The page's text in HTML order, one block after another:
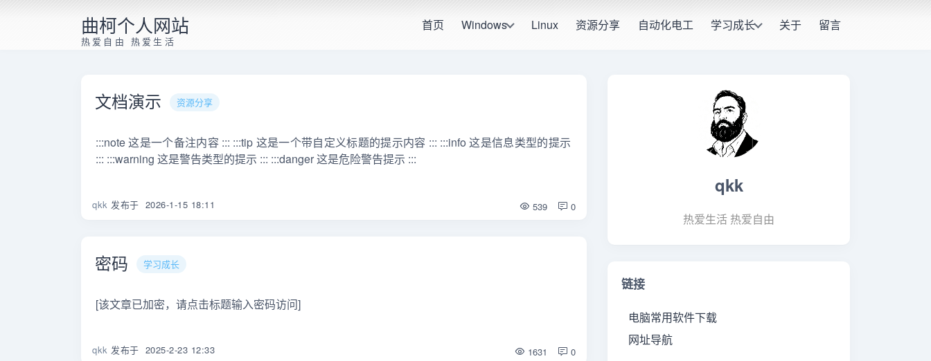
曲柯个人网站
热爱自由 热爱生活
首页 Windows Linux 资源分享 自动化电工 学习成长 关于 留言
文档演示 资源分享
:::note 这是一个备注内容 ::: :::tip 这是一个带自定义标题的提示内容 ::: :::info 这是信息类型的提示
::: :::warning 这是警告类型的提示 ::: :::danger 这是危险警告提示 :::
qkk 发布于 2026-1-15 18:11 539 0
密码 学习成长
[该文章已加密，请点击标题输入密码访问]
qkk 发布于 2025-2-23 12:33 1631 0
qkk
热爱生活 热爱自由
链接
电脑常用软件下载
网址导航